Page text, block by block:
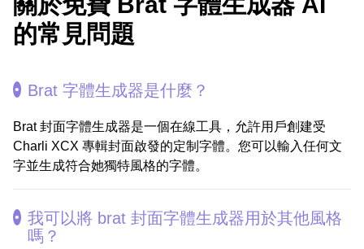
的常見問題
Brat 字體生成器是什麼？
Brat 封面字體生成器是一個在線工具，允許用戶創建受
Charli XCX 專輯封面啟發的定制字體。您可以輸入任何文
字並生成符合她獨特風格的字體。
我可以將 brat 封面字體生成器用於其他風格
嗎？